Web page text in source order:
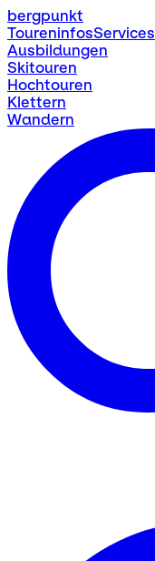
bergpunkt
ToureninfosServices
Ausbildungen
Skitouren
Hochtouren
Klettern
Wandern